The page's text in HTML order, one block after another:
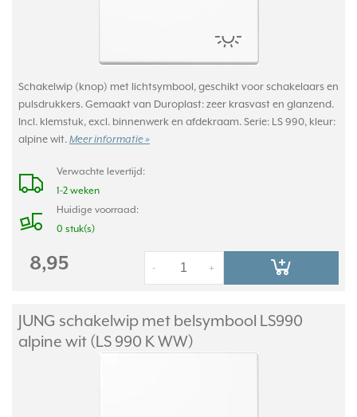
Schakelwip (knop) met lichtsymbool, geschikt voor schakelaars en
pulsdrukkers. Gemaakt van Duroplast: zeer krasvast en glanzend.
Incl. klemstuk, excl. binnenwerk en afdekraam. Serie: LS 990, kleur:
alpine wit. Meer informatie »
Verwachte levertijd:
1-2 weken
Huidige voorraad:
0 stuk(s)
8,95 +
-
JUNG schakelwip met belsymbool LS990
alpine wit (LS 990 K WW)